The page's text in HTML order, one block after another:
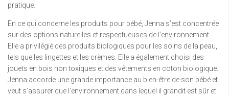
pratique.
En ce qui concerne les produits pour bébé, Jenna s’est concentrée
sur des options naturelles et respectueuses de l’environnement.
Elle a privilégié des produits biologiques pour les soins de la peau,
tels que les lingettes et les crèmes. Elle a également choisi des
jouets en bois non toxiques et des vêtements en coton biologique.
Jenna accorde une grande importance au bien-être de son bébé et
veut s’assurer que l’environnement dans lequel il grandit est sûr et